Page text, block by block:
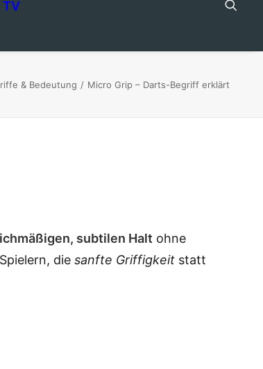
& Bedeutung Micro Grip – Darts-Begriff erklärt
subtilen Halt ohne
die sanfte Griffigkeit statt